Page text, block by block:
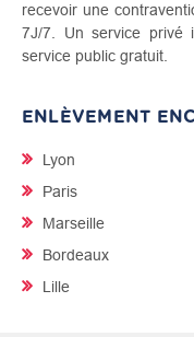
recevoir une
7J/7. Un service privé
service public gratuit.
ENLÈVEMENT
Lyon
Paris
Marseille
Bordeaux
Lille